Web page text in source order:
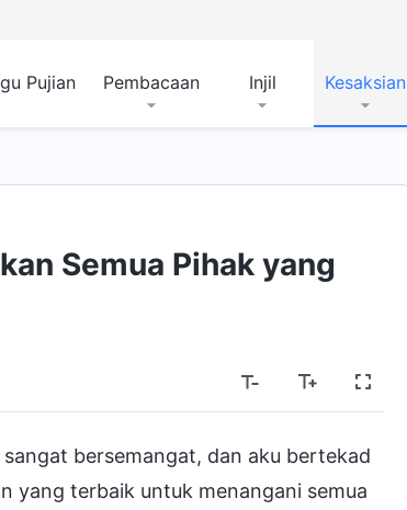
Pujian Pembacaan Injil Kesaksian
Semua Pihak yang
bersemangat, dan aku bertekad
yang terbaik untuk menangani semua